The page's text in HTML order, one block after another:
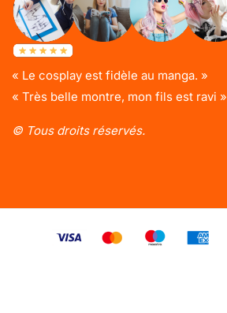
« Le cosplay est fidèle au manga. »
« Très belle montre, mon fils est ravi »
© Tous droits réservés.